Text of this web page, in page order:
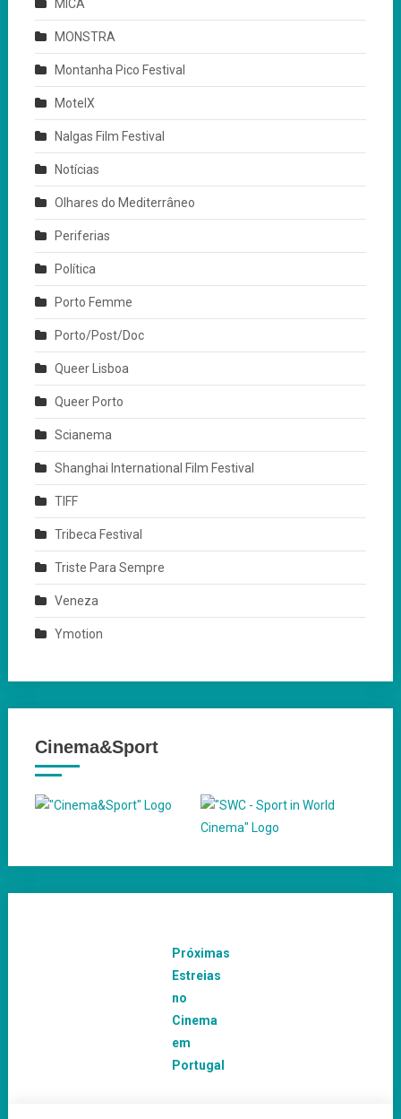
MICA
MONSTRA
Montanha Pico Festival
MotelX
Nalgas Film Festival
Notícias
Olhares do Mediterrâneo
Periferias
Política
Porto Femme
Porto/Post/Doc
Queer Lisboa
Queer Porto
Scianema
Shanghai International Film Festival
TIFF
Tribeca Festival
Triste Para Sempre
Veneza
Ymotion
Cinema&Sport
Próximas
Estreias
no
Cinema
em
Portugal